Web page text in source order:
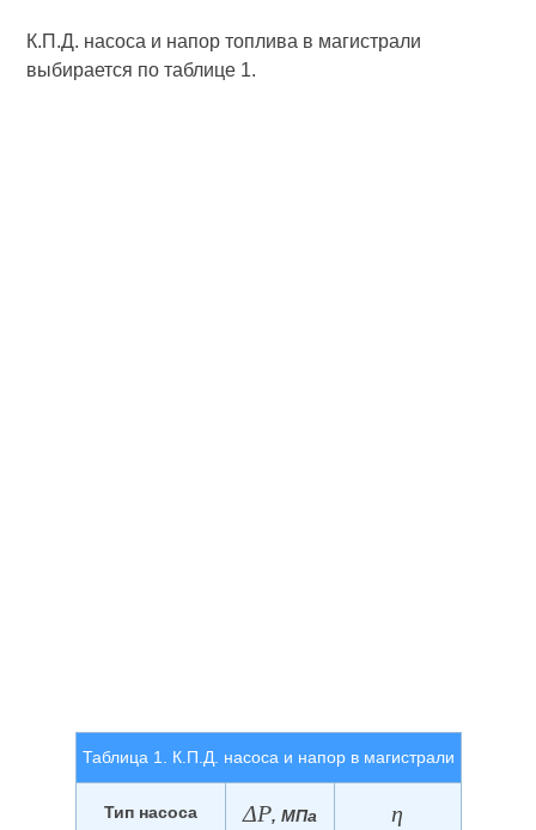
К.П.Д. насоса и напор топлива в магистрали
выбирается по таблице 1.
Таблица 1. К.П.Д. насоса и напор в магистрали
Тип насоса ΔP, МПа η